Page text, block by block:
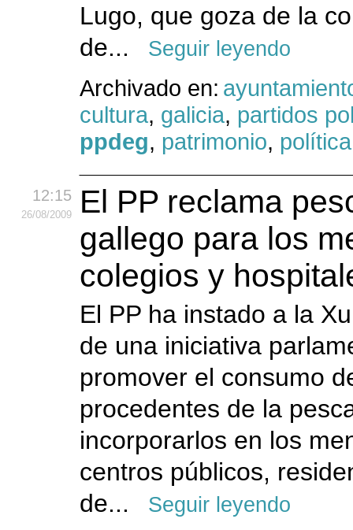
Lugo, que goza de la
de...
Seguir leyendo
Archivado en:
cultura, galicia, partidos
ppdeg, patrimonio, política
12:15
26/08/2009
El PP reclama
gallego para los
colegios y
El PP ha instado a la
de una iniciativa
promover el consumo
procedentes de la
incorporarlos en los
centros públicos,
de...
Seguir leyendo